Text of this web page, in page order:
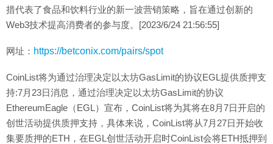
措代表了食品和饮料行业的新一波营销策略，旨在通过创新的
Web3技术提高消费者的参与度。[2023/6/24 21:56:55]
网址： https://betconix.com/pairs/spot
CoinList将为通过治理决定以太坊GasLimit的协议EGL提供质押支
持:7月23日消息，通过治理决定以太坊GasLimit的协议
EthereumEagle（EGL）宣布，CoinList将为其将在8月7日开启的
创世活动提供质押支持，具体来说，CoinList将从7月27日开始收
集要质押的ETH，在EGL创世活动开启时CoinList会将ETH抵押到